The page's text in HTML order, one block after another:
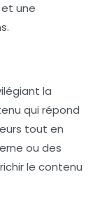
une
la
qui répond
tout en
ou des
le contenu